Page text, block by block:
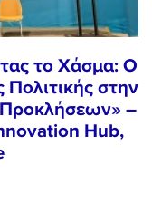
το Χάσμα: Ο
Πολιτικής στην
–
Hub,